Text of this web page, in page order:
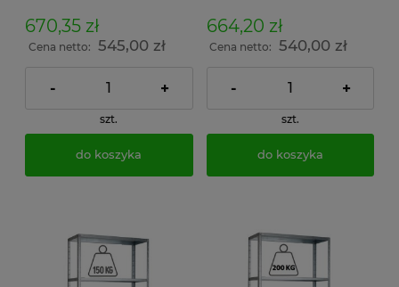
dokumenty w archiwum i
do magazynu
670,35 zł
Cena netto: 545,00 zł
- +
szt.
do koszyka
dokumenty w archiwum i
do magazynu
664,20 zł
Cena netto: 540,00 zł
- +
szt.
do koszyka